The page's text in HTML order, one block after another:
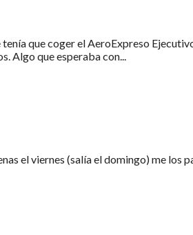
que coger el AeroExpreso
Algo que esperaba con...
el viernes (salía el domingo) me los